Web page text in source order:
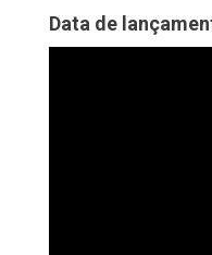
Data de